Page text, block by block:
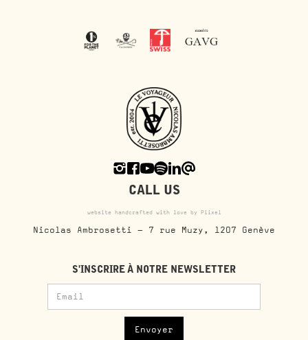
CALL US
website handcrafted with love by Piixel
Nicolas Ambrosetti - 7 rue Muzy, 1207 Genève
S'INSCRIRE À NOTRE NEWSLETTER